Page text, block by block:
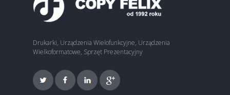
Drukarki, Urządzenia Wielofunkcyjne, Urządzenia
Wielkoformatowe, Sprzęt Prezentacyjny